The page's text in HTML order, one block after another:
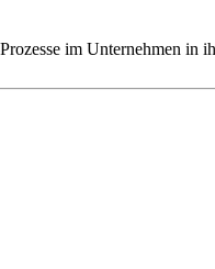
im Unternehmen